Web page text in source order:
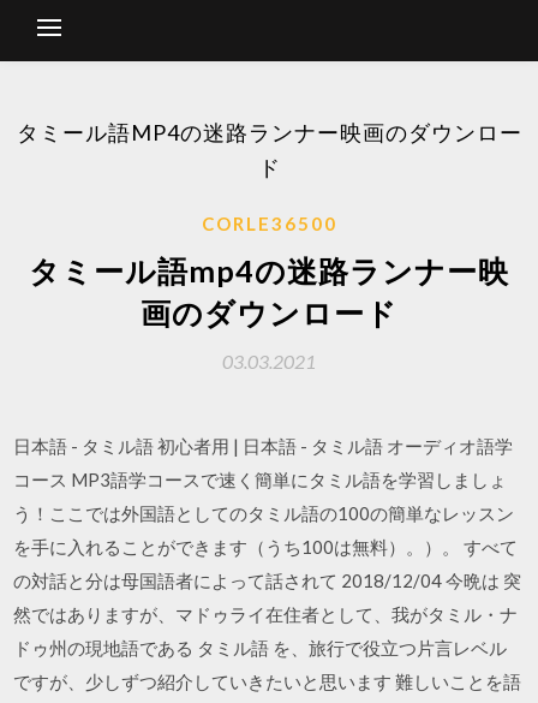
タミール語MP4の迷路ランナー映画のダウンロー
ド
CORLE36500
タミール語mp4の迷路ランナー映
画のダウンロード
03.03.2021
日本語 - タミル語 初心者用 | 日本語 - タミル語 オーディオ語学
コース MP3語学コースで速く簡単にタミル語を学習しましょ
う！ここでは外国語としてのタミル語の100の簡単なレッスン
を手に入れることができます（うち100は無料）。）。 すべて
の対話と分は母国語者によって話されて 2018/12/04 今晩は 突
然ではありますが、マドゥライ在住者として、我がタミル・ナ
ドゥ州の現地語である タミル語 を、旅行で役立つ片言レベル
ですが、少しずつ紹介していきたいと思います 難しいことを語